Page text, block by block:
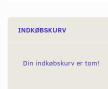
INDKØBSKURV
Din indkøbskurv er tom!